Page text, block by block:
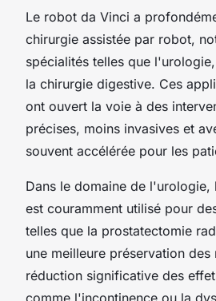
Le robot da Vinci a
chirurgie assistée par robot,
spécialités telles que
la chirurgie digestive. Ces
ont ouvert la voie à des
précises, moins invasives et
souvent accélérée pour les
Dans le domaine de
est couramment utilisé pour
telles que la prostatectomie
une meilleure préservation
réduction significative des
comme l'incontinence ou la